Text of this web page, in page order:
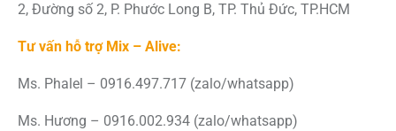
2, Đường số 2, P. Phước Long B, TP. Thủ Đức, TP.HCM
Tư vấn hỗ trợ Mix – Alive:
Ms. Phalel – 0916.497.717 (zalo/whatsapp)
Ms. Hương – 0916.002.934 (zalo/whatsapp)